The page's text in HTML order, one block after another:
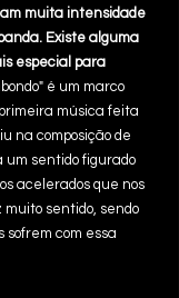
muita intensidade
Existe alguma
especial para
é um marco
música feita
na composição de
um sentido figurado
acelerados que nos
sentido, sendo
sofrem com essa